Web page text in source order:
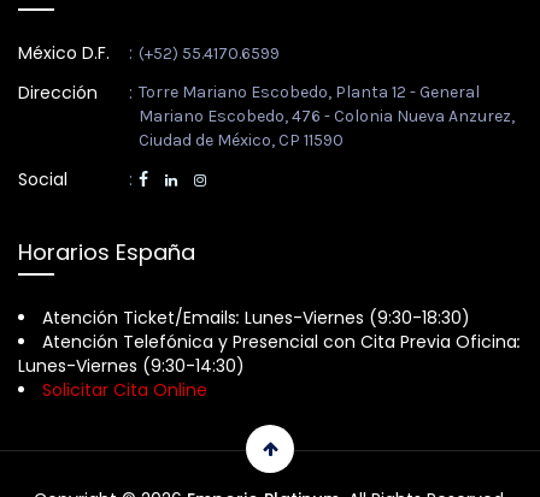
México D.F. : (+52) 55.4170.6599
Dirección : Torre Mariano Escobedo, Planta 12 - General
Mariano Escobedo, 476 - Colonia Nueva Anzurez,
Ciudad de México, CP 11590
Social :
Horarios España
Atención Ticket/Emails: Lunes-Viernes (9:30-18:30)
Atención Telefónica y Presencial con Cita Previa Oficina:
Lunes-Viernes (9:30-14:30)
Solicitar Cita Online